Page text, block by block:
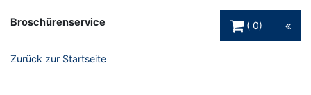
Broschürenservice
0
Zurück zur Startseite